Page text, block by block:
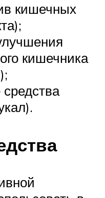
кишечных
кишечника